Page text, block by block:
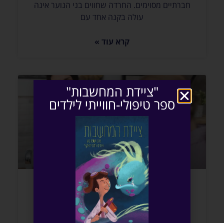
חברתיים מסוימים. החרדה שחווים בני הנוער אינה
עולה בקנה אחד עם
קרא עוד »
מהן הדרכים לטיפול בדיכאון אצל ילדים
ונוער?
"ציידת המחשבות"
ספר טיפולי-חווייתי לילדים